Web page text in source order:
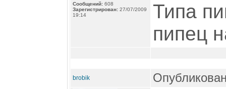
Сообщений: 608
Зарегистрирован: 27/07/2009
19:14
Типа
пипец
brobik